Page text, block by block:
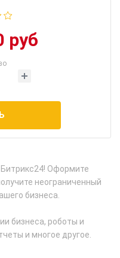
руб
Оформите
неограниченный
бизнеса.
бизнеса, роботы и
и многое другое.